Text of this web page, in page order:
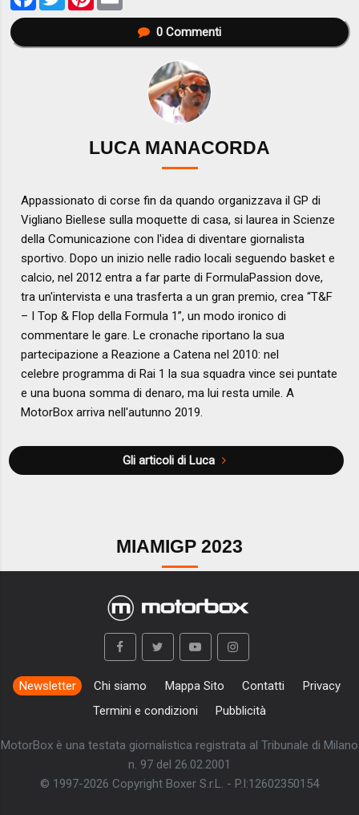
0Commenti
LUCA MANACORDA
Appassionato di corse fin da quando organizzava il GP di
Vigliano Biellese sulla moquette di casa, si laurea in Scienze
della Comunicazione con l'idea di diventare giornalista
sportivo. Dopo un inizio nelle radio locali seguendo basket e
calcio, nel 2012 entra a far parte di FormulaPassion dove,
tra un'intervista e una trasferta a un gran premio, crea “T&F
– I Top & Flop della Formula 1”, un modo ironico di
commentare le gare. Le cronache riportano la sua
partecipazione a Reazione a Catena nel 2010: nel
celebre programma di Rai 1 la sua squadra vince sei puntate
e una buona somma di denaro, ma lui resta umile. A
MotorBox arriva nell'autunno 2019.
Gli articoli di Luca
MIAMIGP 2023
Newsletter Chi siamo Mappa Sito Contatti
Privacy
Termini e condizioni
Pubblicità
MotorBox è una testata giornalistica registrata al Tribunale di Milano
n. 97 del 26.02.2001
© 1997-2026 Copyright Boxer S.r.L. - P.I:12602350154